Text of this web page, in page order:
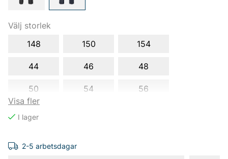
Välj storlek
Visa fler
148 150 154
44 46 48
50 54 56
2-5 arbetsdagar